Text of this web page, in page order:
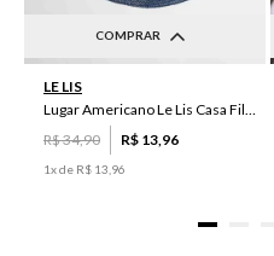
COMPRAR
LE LIS
Lugar Americano Le Lis Casa Filipa
R$34,90 R$ 13 96
1x de R$ 13 96